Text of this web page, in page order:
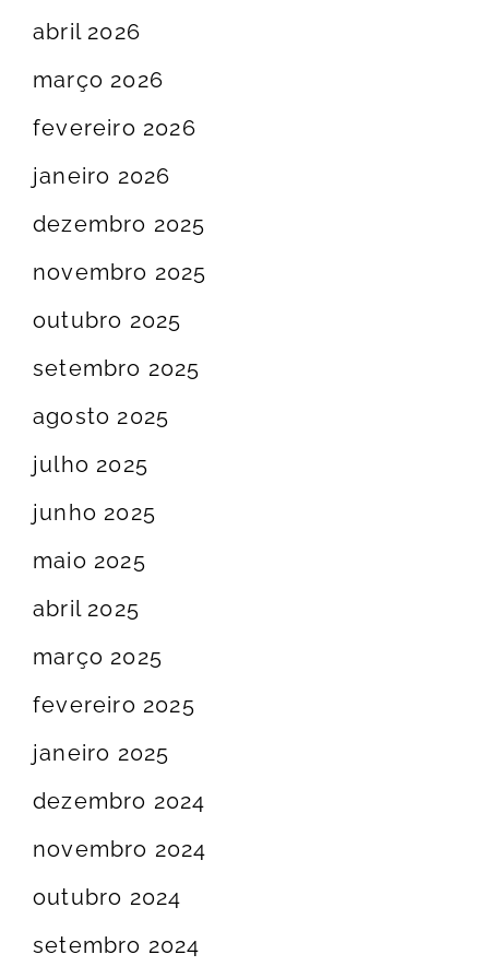
abril 2026
março 2026
fevereiro 2026
janeiro 2026
dezembro 2025
novembro 2025
outubro 2025
setembro 2025
agosto 2025
julho 2025
junho 2025
maio 2025
abril 2025
março 2025
fevereiro 2025
janeiro 2025
dezembro 2024
novembro 2024
outubro 2024
setembro 2024